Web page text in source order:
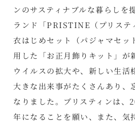
ンのサスティナブルな暮らしを
ランド「PRISTINE（プリステ
衣はじめセット（パジャマセッ
用した「お正月飾りキット」が
ウイルスの拡大や、新しい生活
大きな出来事がたくさんあり、
なりました。プリスティンは、
年になることを願い、また、気